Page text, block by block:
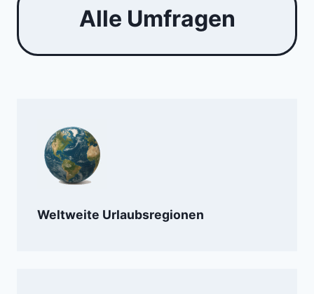
Alle Umfragen
Weltweite Urlaubsregionen